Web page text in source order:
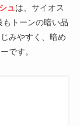
ュは、サイオス
トーンの暗い品
みやすく、暗め
です。